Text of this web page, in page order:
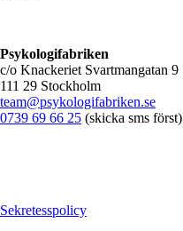
Psykologifabriken
c/o Knackeriet Svartmangatan 9
111 29 Stockholm
team@psykologifabriken.se
0739 69 66 25 (skicka sms först)
Sekretesspolicy